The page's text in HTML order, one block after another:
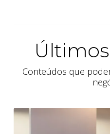
Conteúdos que